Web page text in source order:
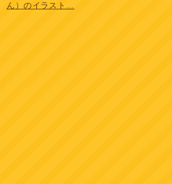
ん）のイラスト…